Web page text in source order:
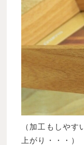
（加工もしや
上がり・・・）